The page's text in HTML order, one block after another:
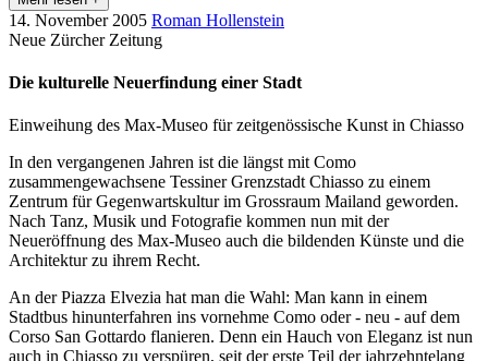
14. November 2005 Roman Hollenstein
Neue Zürcher Zeitung
Die kulturelle Neuerfindung einer Stadt
Einweihung des Max-Museo für zeitgenössische Kunst in Chiasso
In den vergangenen Jahren ist die längst mit Como
zusammengewachsene Tessiner Grenzstadt Chiasso zu einem
Zentrum für Gegenwartskultur im Grossraum Mailand geworden.
Nach Tanz, Musik und Fotografie kommen nun mit der
Neueröffnung des Max-Museo auch die bildenden Künste und die
Architektur zu ihrem Recht.
An der Piazza Elvezia hat man die Wahl: Man kann in einem
Stadtbus hinunterfahren ins vornehme Como oder - neu - auf dem
Corso San Gottardo flanieren. Denn ein Hauch von Eleganz ist nun
auch in Chiasso zu verspüren, seit der erste Teil der jahrzehntelang